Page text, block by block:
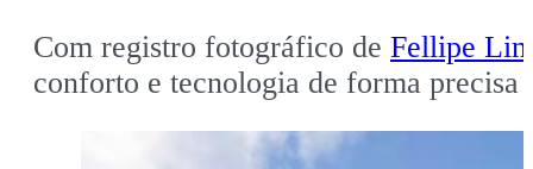
Com registro fotográfico de Fellipe
conforto e tecnologia de forma precisa